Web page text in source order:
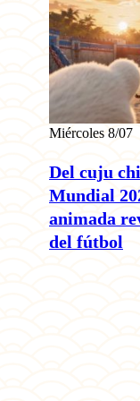
Miércoles 8/07
Del cuju
Mundial
animada
del fútbol